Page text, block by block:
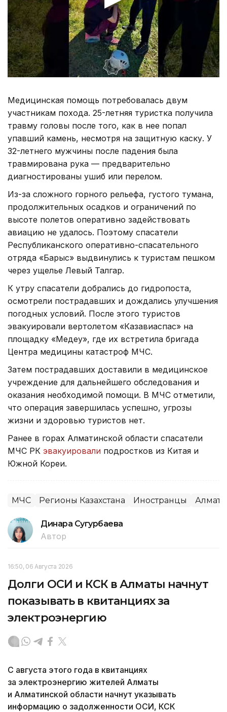
Медицинская помощь потребовалась двум
участникам похода. 25-летняя туристка получила
травму головы после того, как в нее попал
упавший камень, несмотря на защитную каску. У
32-летнего мужчины после падения была
травмирована рука — предварительно
диагностированы ушиб или перелом.
Из-за сложного горного рельефа, густого тумана,
продолжительных осадков и ограничений по
высоте полетов оперативно задействовать
авиацию не удалось. Поэтому спасатели
Республиканского оперативно-спасательного
отряда «Барыс» выдвинулись к туристам пешком
через ущелье Левый Талгар.
К утру спасатели добрались до гидропоста,
осмотрели пострадавших и дождались улучшения
погодных условий. После этого туристов
эвакуировали вертолетом «Казавиаспас» на
площадку «Медеу», где их встретила бригада
Центра медицины катастроф МЧС.
Затем пострадавших доставили в медицинское
учреждение для дальнейшего обследования и
оказания необходимой помощи. В МЧС отметили,
что операция завершилась успешно, угрозы
жизни и здоровью туристов нет.
Ранее в горах Алматинской области спасатели
МЧС РК эвакуировали подростков из Китая и
Южной Кореи.
МЧС Регионы Казахстана Иностранцы
Динара Сугурбаева
Автор
16:50, 06 Августа 2026
Долги ОСИ и КСК в Алматы начнут
показывать в квитанциях за
электроэнергию
С августа этого года в квитанциях
за электроэнергию жителей Алматы
и Алматинской области начнут указывать
информацию о задолженности ОСИ, КСК